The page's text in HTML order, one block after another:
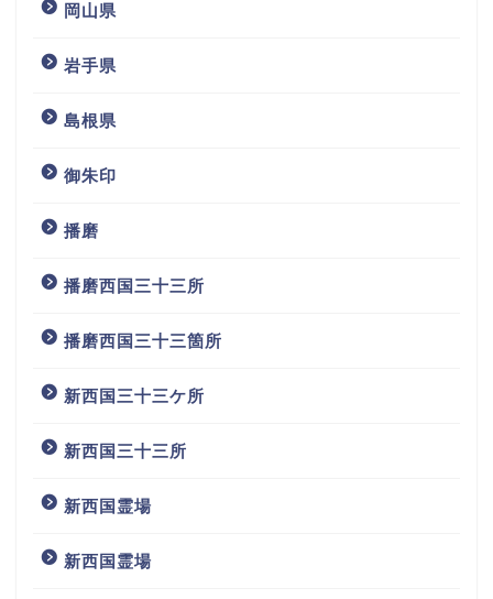
岡山県
岩手県
島根県
御朱印
播磨
播磨西国三十三所
播磨西国三十三箇所
新西国三十三ケ所
新西国三十三所
新西国霊場
新西国霊場